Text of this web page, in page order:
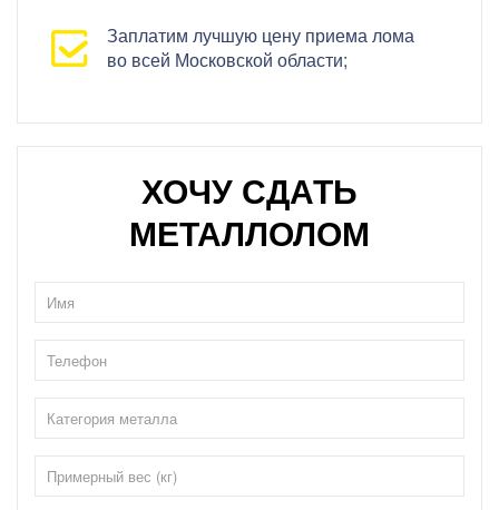
Заплатим лучшую цену приема лома
во всей Московской области;
ХОЧУ СДАТЬ
МЕТАЛЛОЛОМ